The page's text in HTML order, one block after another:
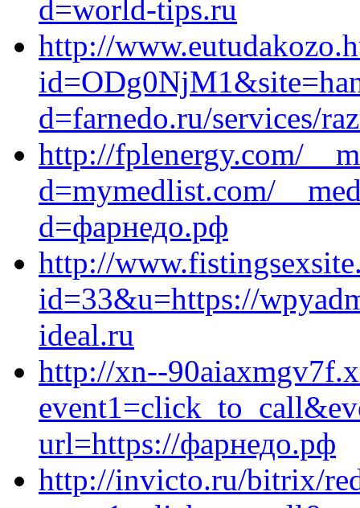
d=world-tips.ru
http://
d=farnedo.ru/services/
http://fplenergy.com/
d=mymedlist.com/
d=фарнедо.рф
http://
id=33&u=https://
ideal.ru
http://xn--
url=https://фарнедо.рф
http://invicto.ru/bitrix/